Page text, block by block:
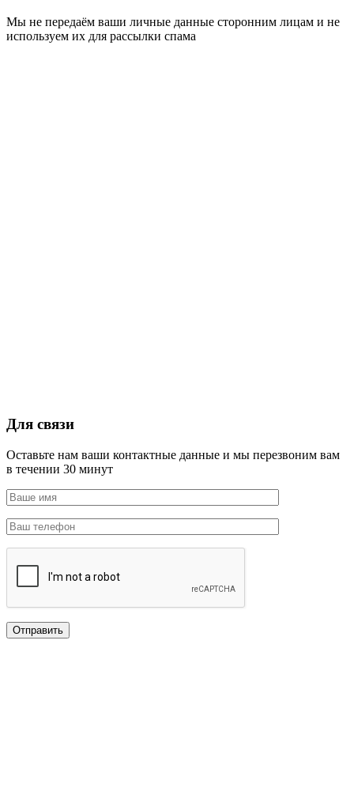
Мы не передаём ваши личные данные сторонним лицам и не
используем их для рассылки спама
Для связи
Оставьте нам ваши контактные данные и мы перезвоним вам
в течении 30 минут